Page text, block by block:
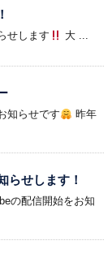
せします 大 ...
知らせです
昨年
らせします！
の配信開始をお知